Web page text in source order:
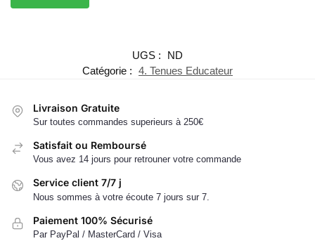
UGS :
ND
Catégorie : 4. Tenues Educateur
Livraison Gratuite
Sur toutes commandes superieurs à 250€
Satisfait ou Remboursé
Vous avez 14 jours pour retrouner votre commande
Service client 7/7 j
Nous sommes à votre écoute 7 jours sur 7.
Paiement 100% Sécurisé
Par PayPal / MasterCard / Visa